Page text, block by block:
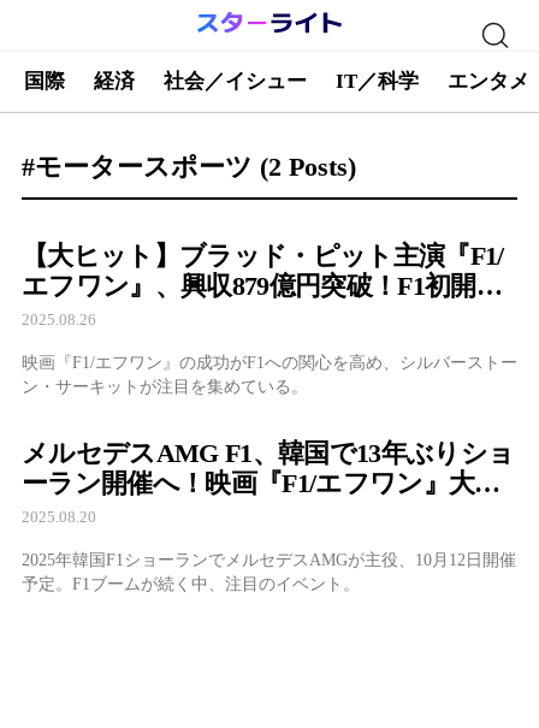
国際 経済 社会／イシュー IT／科学 エンタメ
#モータースポーツ (2 Posts)
【大ヒット】ブラッド・ピット主演『F1/
エフワン』、興収879億円突破！F1初開催
地イギリス・シルバーストーンに注目集
まる
2025.08.26
映画『F1/エフワン』の成功がF1への関心を高め、シルバーストー
ン・サーキットが注目を集めている。
メルセデスAMG F1、韓国で13年ぶりショ
ーラン開催へ！映画『F1/エフワン』大ヒ
ットで空前の熱気
2025.08.20
2025年韓国F1ショーランでメルセデスAMGが主役、10月12日開催
予定。F1ブームが続く中、注目のイベント。